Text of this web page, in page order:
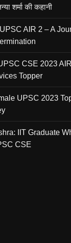
शर्मा की कहानी
AIR 2 – A
CSE 2023
Topper
UPSC 2023
IIT Graduate
CSE